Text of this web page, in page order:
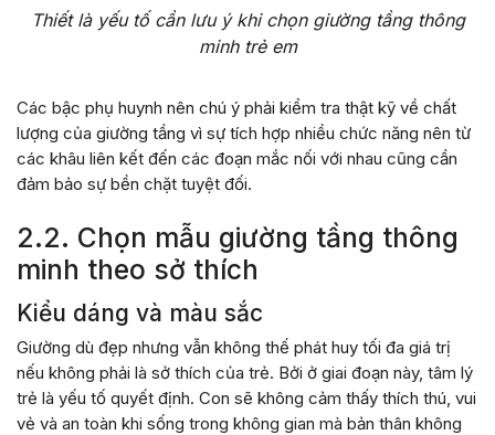
Thiết là yếu tố cần lưu ý khi chọn giường tầng thông
minh trẻ em
Các bậc phụ huynh nên chú ý phải kiểm tra thật kỹ về chất
lượng của giường tầng vì sự tích hợp nhiều chức năng nên từ
các khâu liên kết đến các đoạn mắc nối với nhau cũng cần
đảm bảo sự bền chặt tuyệt đối.
2.2. Chọn mẫu giường tầng thông
minh theo sở thích
Kiểu dáng và màu sắc
Giường dù đẹp nhưng vẫn không thế phát huy tối đa giá trị
nếu không phải là sở thích của trẻ. Bởi ở giai đoạn này, tâm lý
trẻ là yếu tố quyết định. Con sẽ không cảm thấy thích thú, vui
vẻ và an toàn khi sống trong không gian mà bản thân không